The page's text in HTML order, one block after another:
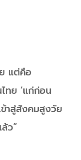
แต่คือ
ทย ‘แก่ก่อน
าสู่สังคมสูงวัย
ว”